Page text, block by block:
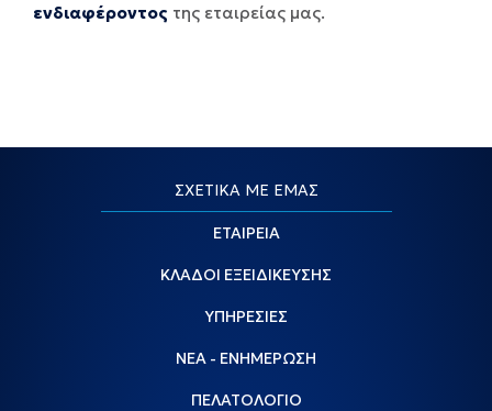
ενδιαφέροντος της εταιρείας μας.
ΣΧΕΤΙΚΑ ΜΕ ΕΜΑΣ
ΕΤΑΙΡΕΙΑ
ΚΛΑΔΟΙ ΕΞΕΙΔΙΚΕΥΣΗΣ
ΥΠΗΡΕΣΙΕΣ
ΝΕΑ - ΕΝΗΜΕΡΩΣΗ
ΠΕΛΑΤΟΛΟΓΙΟ